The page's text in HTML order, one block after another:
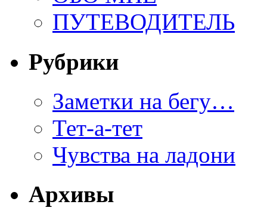
ПУТЕВОДИТЕЛЬ
Рубрики
Заметки на бегу…
Тет-а-тет
Чувства на ладони
Архивы